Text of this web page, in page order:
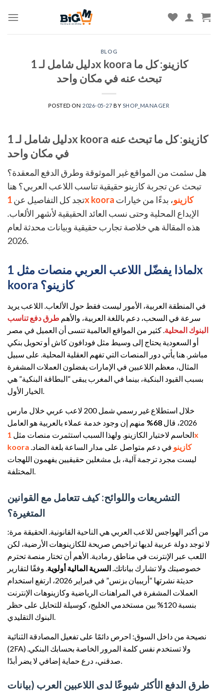
BLOG
دليل شامل لـ 1x koora كازينو: كل ما
تبحث عنه في مكان واحد
POSTED ON 2026-05-27 BY SHOP_MANAGER
دليل شامل لـ 1x koora كازينو: كل ما تبحث عنه
في مكان واحد
هل سئمت من المواقع غير الموثوقة وطرق الدفع المعقدة؟
تبحث عن تجربة كازينو حقيقية تناسب اللاعب العربي؟ هنا
تجد كل التفاصيل عن
1x koora كازينو، بدءًا من خيارات
الإيداع المحلية وحتى نسب العائد الحقيقية لأشهر الألعاب.
هذه المقالة هي خلاصة تجارب حقيقية وبيانات محدثة لعام
2026.
لماذا يفضّل اللاعب العربي منصات مثل 1x
koora كازينو؟
في المنطقة العربية، الأمور ليست فقط حول الألعاب. اللاعب يريد
سرعة في السحب، دعم باللغة العربية، والأهم طرق دفع تناسب
البنوك المحلية . كثير من المواقع العالمية تنسى أن العميل في مصر
أو السعودية يحتاج إلى وسيط مثل فودافون كاش أو تحويل بنكي
مباشر. هنا يأتي دور المنصات التي تفهم العقلية المحلية. على سبيل
المثال، معظم اللاعبين في الإمارات يفضلون العملات المشفرة
بسبب القيود البنكية، بينما في المغرب يبقى “البطاقة البنكية” هي
خلال استطلاع غير رسمي شمل 200 لاعب عربي خلال مارس
2026، قال
68%
منهم إن وجود خدمة عملاء بالعربية هو العامل
الحاسم لاختيار الكازينو. ولهذا السبب استثمرت منصات مثل 1x
koora كازينو في دعم متواصل على مدار الساعة بلغة الضاد.
ليست مجرد ترجمة آلية، بل مشغلين حقيقيين يفهمون اللهجات
التشريعات واللوائح: كيف تتعامل مع القوانين
المتغيرة؟
من أكبر الهواجس للاعب العربي هي الناحية القانونية. الحقيقة مرة:
لا توجد دولة عربية لديها تراخيص صريحة للكازينوهات الأرضية، لكن
اللعب عبر الإنترنت في مناطق رمادية. الأهم أن تختار منصة تحترم
خصوصيتك ولا تشارك بياناتك. السرية المالية أولوية . وفقًا لتقارير
حديثة نشرتها “أريبيان بزنس” في فبراير 2026، ارتفع استخدام
العملات المشفرة في المراهنات الرياضية وكازينوهات الإنترنت
بنسبة 120% بين مستخدمي الخليج، كوسيلة للتحايل على حظر
نصيحة من داخل السوق: احرص دائمًا على تفعيل المصادقة الثنائية
(2FA) ولا تستخدم نفس كلمة المرور الخاصة بحسابك البنكي.
طرق الدفع الأكثر شيوعًا لدى اللاعبين العرب (بيانات